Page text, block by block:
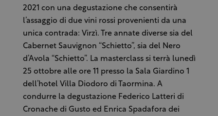
2021 con una degustazione che consentirà
l’assaggio di due vini rossi provenienti da una
unica contrada: Virzì. Tre annate diverse sia del
Cabernet Sauvignon “Schietto”, sia del Nero
d’Avola “Schietto”. La masterclass si terrà lunedì
25 ottobre alle ore 11 presso la Sala Giardino 1
dell’hotel Villa Diodoro di Taormina. A
condurre la degustazione Federico Latteri di
Cronache di Gusto ed Enrica Spadafora dei